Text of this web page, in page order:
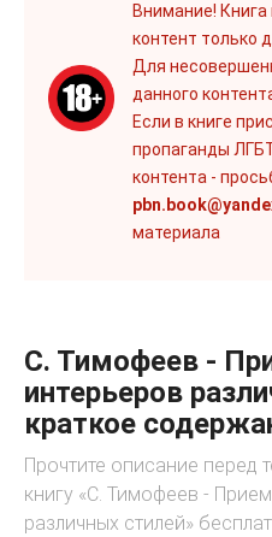
Внимание!
контент только
Для
данного
Если в книге
пропаганды
контента -
материала
С. Тимофеев -
интерьеров
краткое
Прочтите описание перед
книгу «С. Тимофеев -
различных стилей»